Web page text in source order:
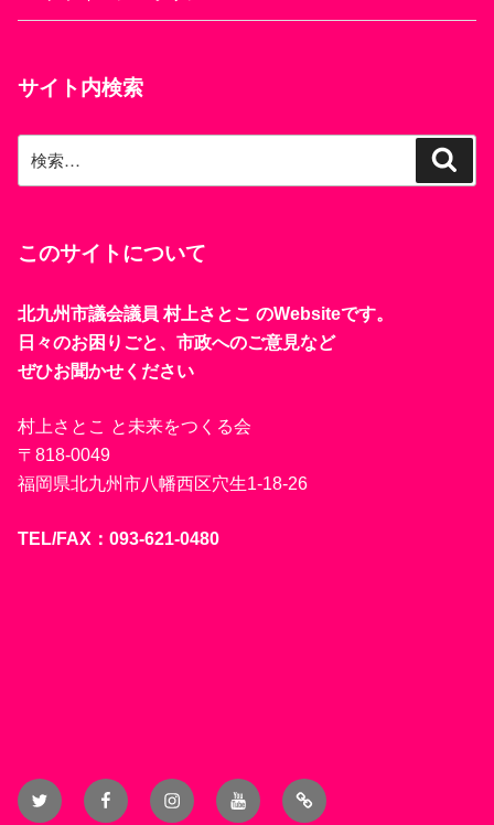
サイト内検索
このサイトについて
北九州市議会議員 村上さとこ のWebsiteです。
日々のお困りごと、市政へのご意見など
ぜひお聞かせください
村上さとこ と未来をつくる会
〒818-0049
福岡県北九州市八幡西区穴生1-18-26
TEL/FAX：093-621-0480
Twitter FacebookInstagramYouTubeBlog